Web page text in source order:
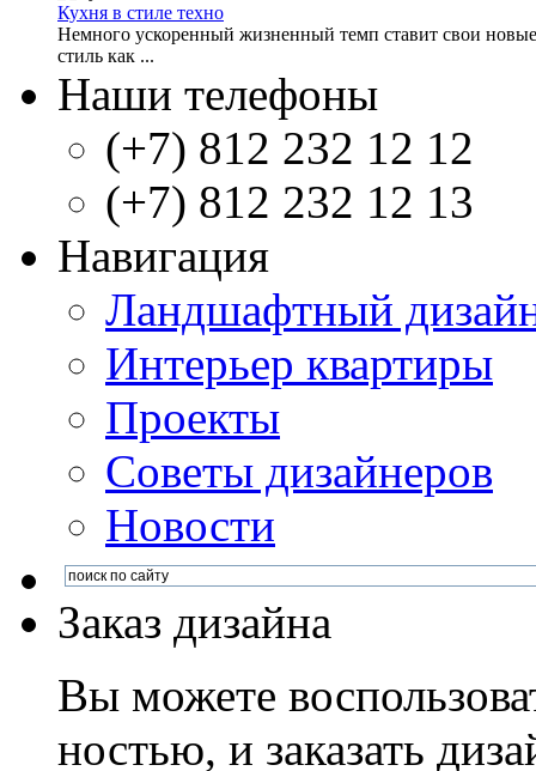
Кухня в стиле техно
Немного ускоренный жизненный темп ставит свои
стиль как ...
Наши телефоны
(+7) 812 232 12 12
(+7) 812 232 12 13
Навигация
Ландшафтный
Интерьер квартиры
Проекты
Советы дизайнеров
Новости
Заказ дизайна
Вы можете
ностью, и заказать